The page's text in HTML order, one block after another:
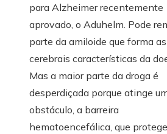
para Alzheimer recentemente
aprovado, o Aduhelm. Pode
parte da amiloide que forma
cerebrais características da
Mas a maior parte da droga é
desperdiçada porque atinge
obstáculo, a barreira
hematoencefálica, que